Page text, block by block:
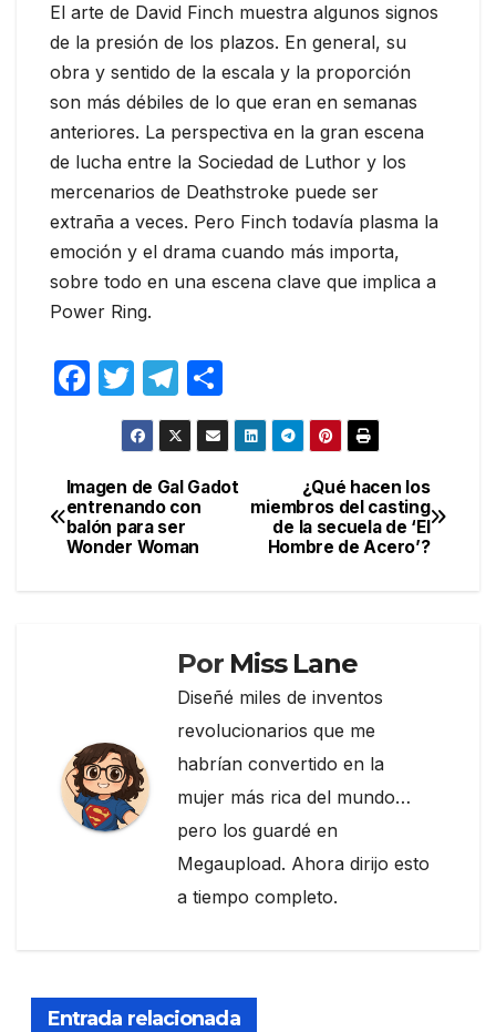
El arte de David Finch muestra algunos signos
de la presión de los plazos. En general, su
obra y sentido de la escala y la proporción
son más débiles de lo que eran en semanas
anteriores. La perspectiva en la gran escena
de lucha entre la Sociedad de Luthor y los
mercenarios de Deathstroke puede ser
extraña a veces. Pero Finch todavía plasma la
emoción y el drama cuando más importa,
sobre todo en una escena clave que implica a
Power Ring.
F
e
b
o
T
w
itt
er
T
el
e
gr
a
m
o
m
p
ar
Navegación
de
¿Qué hacen los
miembros del casting
de la secuela de ‘El
Hombre de Acero’?
Imagen de Gal Gadot
entrenando con
balón para ser
Wonder Woman
Por Miss Lane
Diseñé miles de inventos
revolucionarios que me
habrían convertido en la
mujer más rica del mundo…
pero los guardé en
Megaupload. Ahora dirijo esto
a tiempo completo.
Entrada relacionada